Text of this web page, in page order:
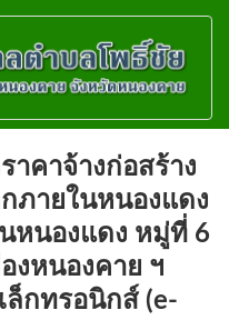
าคาจ้างก่อสร้าง
ภายในหนองแดง
หนองแดง หมู่ที่ 6
งหนองคาย ฯ
ล็กทรอนิกส์ (e-